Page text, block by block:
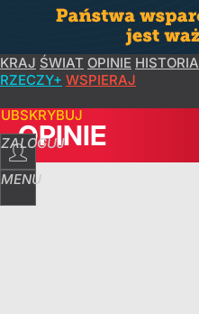
KRAJ ŚWIAT OPINIE HISTORIA
RZECZY+ WSPIERAJ
ZALOGUJ
MENU
OPINIE